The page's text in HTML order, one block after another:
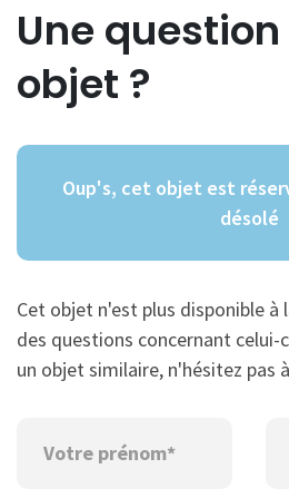
Une
objet ?
Oup's, cet objet est
désolé
Cet objet n'est plus disponible à
des questions concernant celui-
un objet similaire, n'hésitez pas